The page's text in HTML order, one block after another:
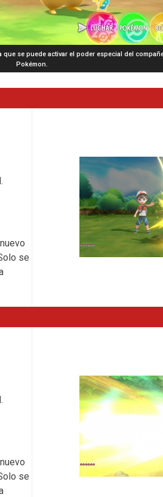
se puede activar el poder especial del
Pokémon.
se
se